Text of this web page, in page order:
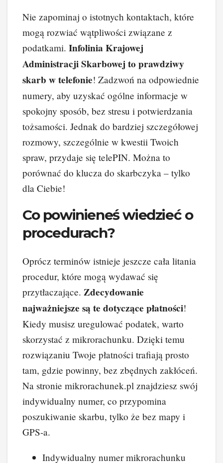
Nie zapominaj o istotnych kontaktach, które
mogą rozwiać wątpliwości związane z
podatkami. Infolinia Krajowej
Administracji Skarbowej to prawdziwy
skarb w telefonie! Zadzwoń na odpowiednie
numery, aby uzyskać ogólne informacje w
spokojny sposób, bez stresu i potwierdzania
tożsamości. Jednak do bardziej szczegółowej
rozmowy, szczególnie w kwestii Twoich
spraw, przydaje się telePIN. Można to
porównać do klucza do skarbczyka – tylko
dla Ciebie!
Co powinieneś wiedzieć o
procedurach?
Oprócz terminów istnieje jeszcze cała litania
procedur, które mogą wydawać się
przytłaczające. Zdecydowanie
najważniejsze są te dotyczące płatności!
Kiedy musisz uregulować podatek, warto
skorzystać z mikrorachunku. Dzięki temu
rozwiązaniu Twoje płatności trafiają prosto
tam, gdzie powinny, bez zbędnych zakłóceń.
Na stronie mikrorachunek.pl znajdziesz swój
indywidualny numer, co przypomina
poszukiwanie skarbu, tylko że bez mapy i
GPS-a.
Indywidualny numer mikrorachunku